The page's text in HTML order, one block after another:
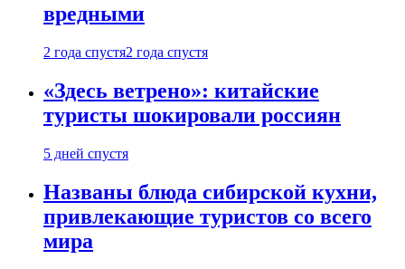
вредными
2 года спустя2 года спустя
«Здесь ветрено»: китайские
туристы шокировали россиян
5 дней спустя
Названы блюда сибирской кухни,
привлекающие туристов со всего
мира